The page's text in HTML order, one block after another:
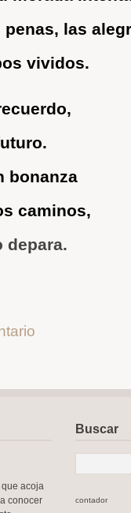
las
vividos.
bonanza
caminos,
depara.
acoja
conocer
Buscar
contador